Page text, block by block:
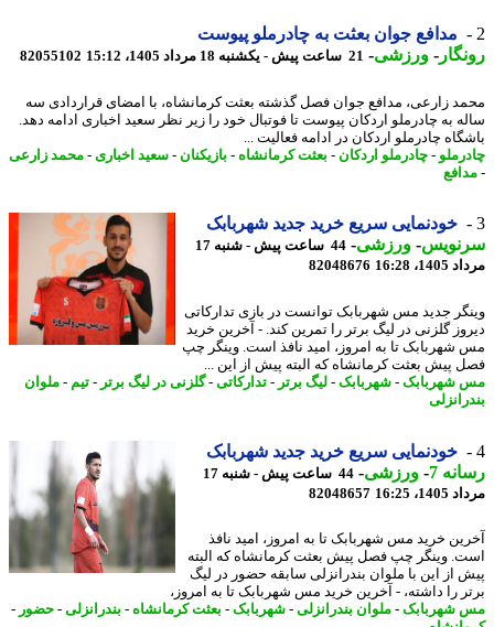
مدافع جوان بعثت به چادرملو پیوست
-ورزشی-21 ساعت پیش - یکشنبه 18 مرداد 1405، 15:12 82055102
زارعی، مدافع جوان فصل گذشته بعثت کرمانشاه، با امضای قراردادی سه
به چادرملو اردکان پیوست تا فوتبال خود را زیر نظر سعید اخباری ادامه دهد.
چادرملو اردکان در ادامه فعالیت ...
-چادرملو اردکان-بعثت کرمانشاه-بازیکنان-سعید اخباری- محمد زارعی
خودنمایی سریع خرید جدید شهربابک
-ورزشی-
44 ساعت پیش - شنبه 17
16:28
82048676
جدید مس شهربابک توانست در بازی تدارکاتی
گلزنی در لیگ برتر را تمرین کند. - آخرین خرید
تا به امروز، امید نافذ است. وینگر چپ
پیش بعثت کرمانشاه که البته پیش از این ...
شهربابک -شهربابک -لیگ برتر - تدارکاتی-گلزنی در لیگ برتر - تیم -ملوان
خودنمایی سریع خرید جدید شهربابک
7
-ورزشی-
44 ساعت پیش - شنبه 17
16:25
82048657
خرید مس شهربابک تا به امروز، امید نافذ
وینگر چپ فصل پیش بعثت کرمانشاه که البته
از این با ملوان بندرانزلی سابقه حضور در لیگ
را داشته، - آخرین خرید مس شهربابک تا به امروز،
شهربابک -ملوان بندرانزلی-شهربابک -بعثت کرمانشاه-بندرانزلی-حضور-